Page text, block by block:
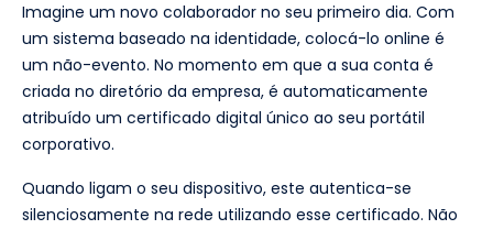
Imagine um novo colaborador no seu primeiro dia. Com
um sistema baseado na identidade, colocá-lo online é
um não-evento. No momento em que a sua conta é
criada no diretório da empresa, é automaticamente
atribuído um certificado digital único ao seu portátil
corporativo.
Quando ligam o seu dispositivo, este autentica-se
silenciosamente na rede utilizando esse certificado. Não